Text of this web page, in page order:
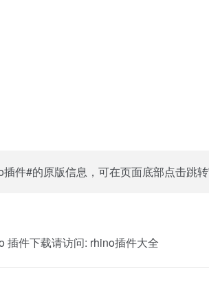
件#的原版信息，可在页面底部点击跳
插件下载请访问: rhino插件大全